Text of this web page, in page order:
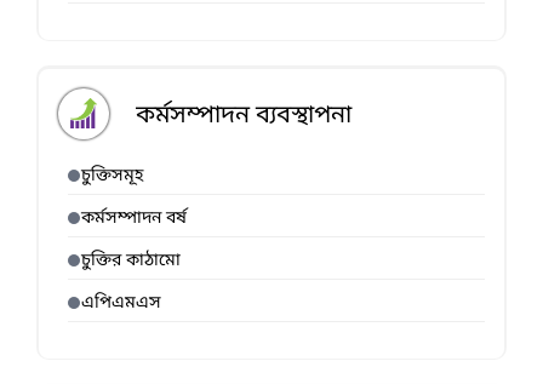
কর্মসম্পাদন ব্যবস্থাপনা
চুক্তিসমূহ
কর্মসম্পাদন বর্ষ
চুক্তির কাঠামো
এপিএমএস